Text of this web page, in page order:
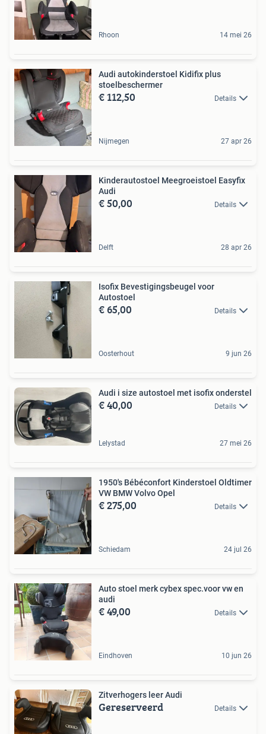
Rhoon 14 mei 26
Audi autokinderstoel Kidifix plus
stoelbeschermer
€ 112,50 Details
Nijmegen 27 apr 26
Kinderautostoel Meegroeistoel Easyfix
Audi
€ 50,00 Details
Delft 28 apr 26
Isofix Bevestigingsbeugel voor
Autostoel
€ 65,00 Details
Oosterhout 9 jun 26
Audi i size autostoel met isofix onderstel
€ 40,00 Details
Lelystad 27 mei 26
1950's Bébéconfort Kinderstoel Oldtimer
VW BMW Volvo Opel
€ 275,00 Details
Schiedam 24 jul 26
Auto stoel merk cybex spec.voor vw en
audi
€ 49,00 Details
Eindhoven 10 jun 26
Zitverhogers leer Audi
Gereserveerd Details